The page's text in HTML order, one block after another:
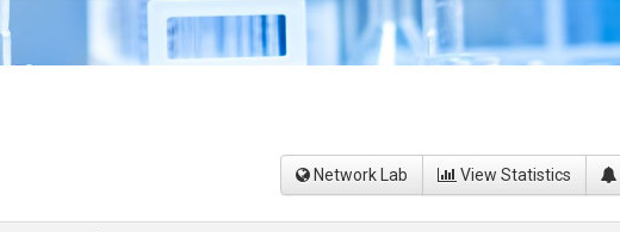
Network Lab View Statistics